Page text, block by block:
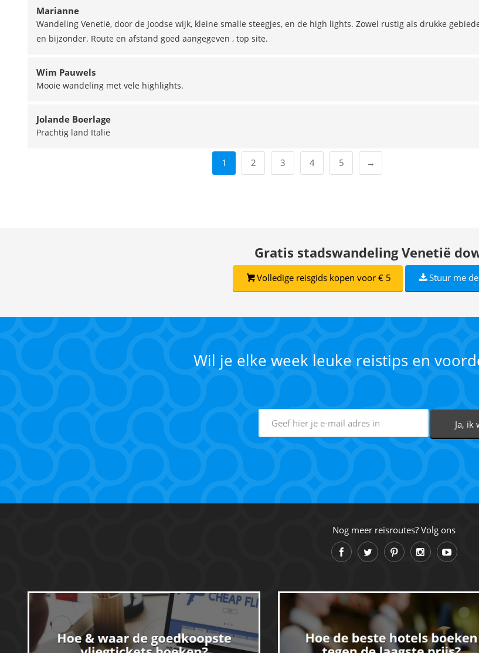
Marianne
Wandeling Venetië, door de Joodse wijk, kleine smalle steegjes, en de high lights. Zowel rustig als drukke
en bijzonder. Route en afstand goed aangegeven , top site.
Wim Pauwels
Mooie wandeling met vele highlights.
Jolande Boerlage
Prachtig land Italië
1 2 3 4 5 →
Gratis stadswandeling Venetië
Volledige reisgids kopen voor € 5 Stuur me
Wil je elke week leuke reistips en
Nog meer reisroutes? Volg ons